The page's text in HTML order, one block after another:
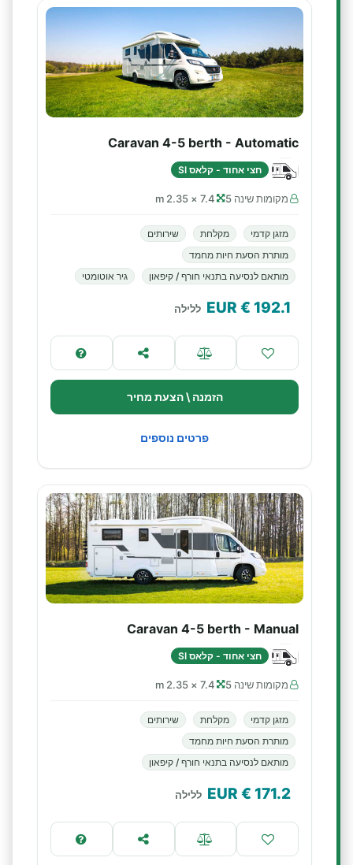
Caravan 4-5 berth - Automatic
חצי אחוד - קלאס SI
מקומות שינה 5 7.4 × 2.35 m
מזגן קדמי מקלחת
שירותים
מותרת הסעת חיות מחמד
מותאם לנסיעה בתנאי חורף / קיפאון
גיר אוטומטי
192.1
€ EUR ללילה
הזמנה \ הצעת מחיר
פרטים נוספים
Caravan 4-5 berth - Manual
חצי אחוד - קלאס SI
מקומות שינה 5 7.4 × 2.35 m
מזגן קדמי מקלחת
שירותים
מותרת הסעת חיות מחמד
מותאם לנסיעה בתנאי חורף / קיפאון
171.2
€ EUR ללילה